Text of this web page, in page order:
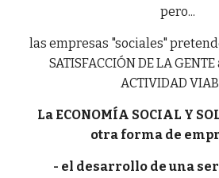
pero...
las empresas "sociales"
SATISFACCIÓN DE LA
ACTIVIDAD
La ECONOMÍA SOCIAL Y
otra forma de
- el desarrollo de una